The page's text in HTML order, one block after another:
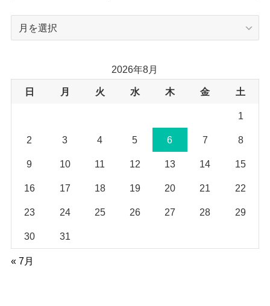
ブ
2026年8月
日 月 火 水 木 金 土
1
2 3 4 5 6 7 8
9 10 11 12 13 14 15
16 17 18 19 20 21 22
23 24 25 26 27 28 29
30 31
« 7月